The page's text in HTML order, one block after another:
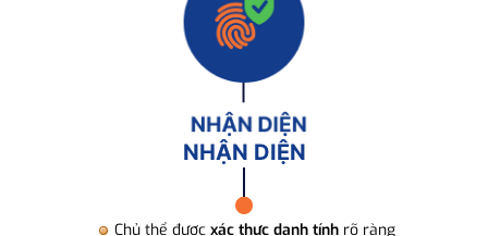
NHẬN DIỆN
Chủ thể được xác thực danh tính rõ ràng